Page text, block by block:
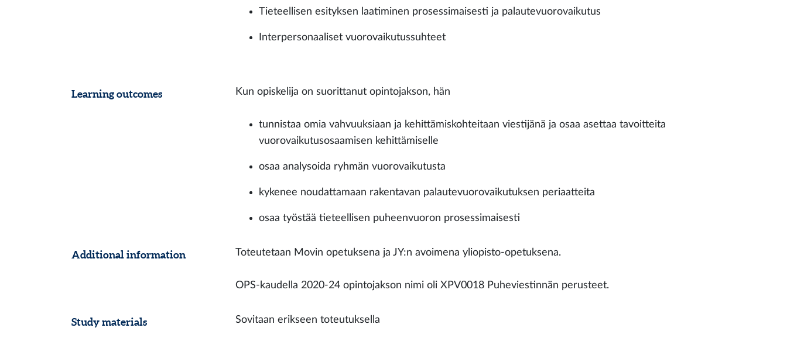
Tieteellisen esityksen laatiminen prosessimaisesti ja palautevuorovaikutus
Interpersonaaliset vuorovaikutussuhteet
Learning outcomes Kun opiskelija on suorittanut opintojakson, hän
tunnistaa omia vahvuuksiaan ja kehittämiskohteitaan viestijänä ja osaa asettaa tavoitteita
vuorovaikutusosaamisen kehittämiselle
osaa analysoida ryhmän vuorovaikutusta
kykenee noudattamaan rakentavan palautevuorovaikutuksen periaatteita
osaa työstää tieteellisen puheenvuoron prosessimaisesti
Additional information Toteutetaan Movin opetuksena ja JY:n avoimena yliopisto-opetuksena.
OPS-kaudella 2020-24 opintojakson nimi oli XPV0018 Puheviestinnän perusteet.
Study materials Sovitaan erikseen toteutuksella